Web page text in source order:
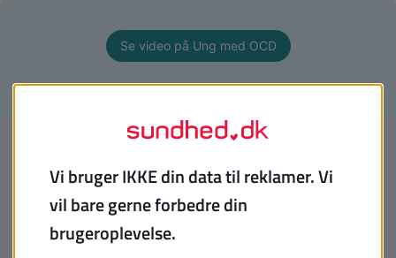
Se video på Ung med OCD